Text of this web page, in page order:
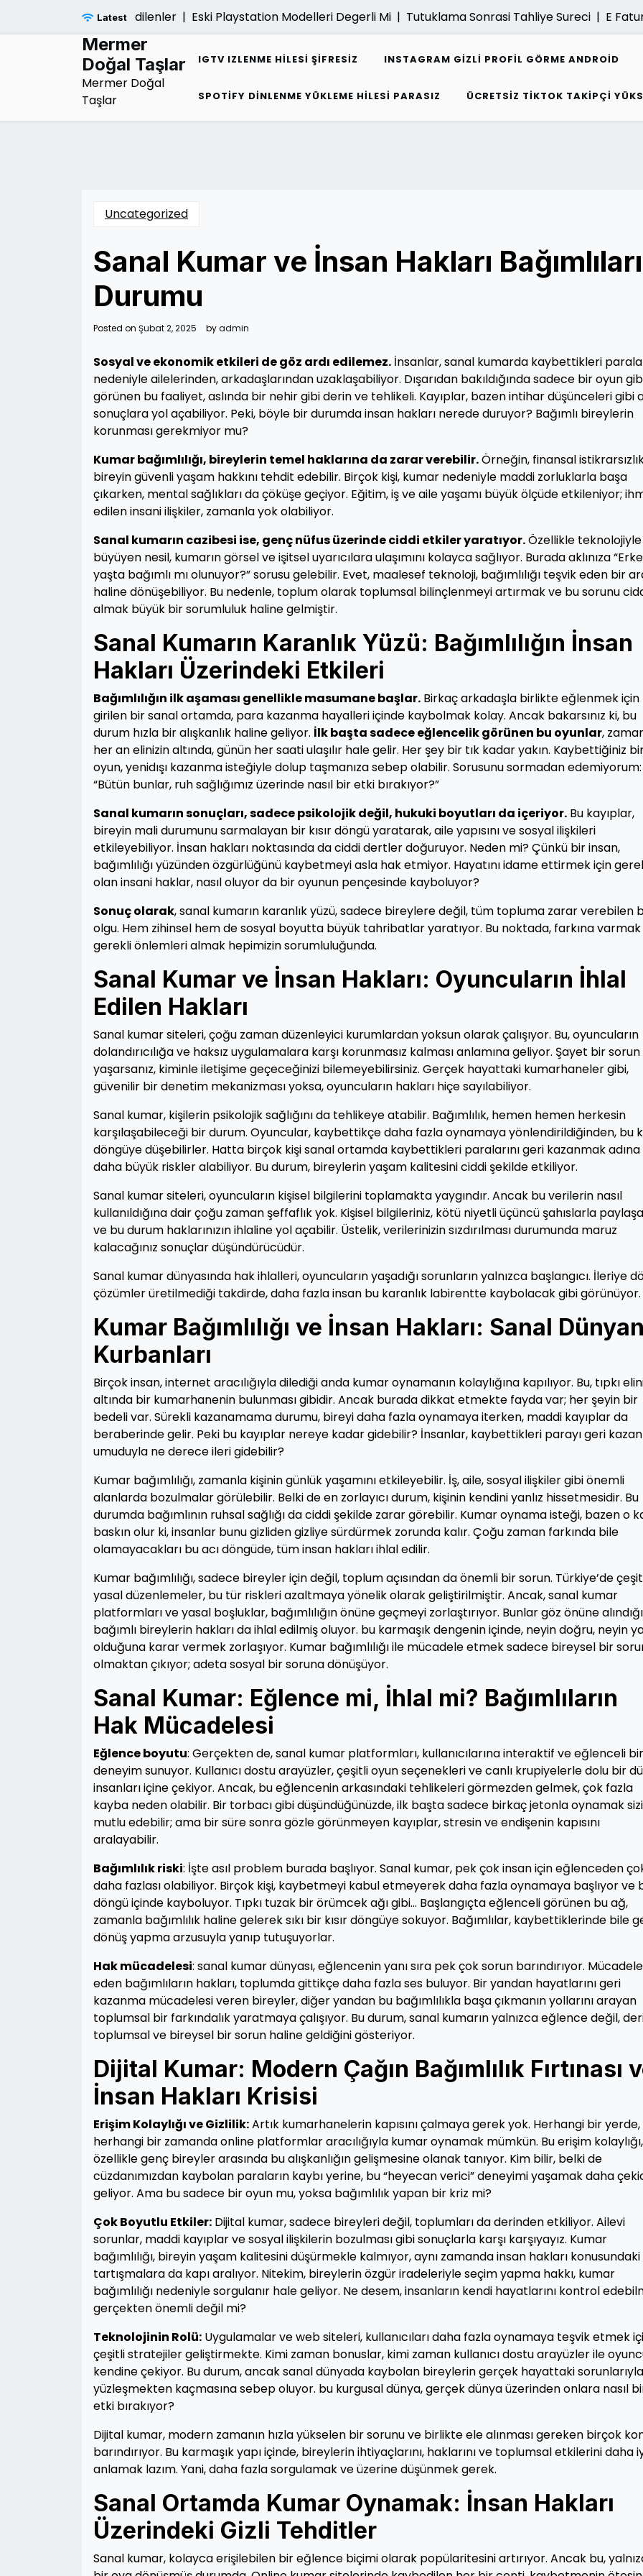
Latest
Hakkinda Merak Edilenler |Eski Playstation Modelleri Degerli Mi |Tutuklama Sonrasi Tahliye Sureci |E Fatura
Mermer
Doğal Taşlar
Mermer Doğal
Taşlar
IGTV IZLENME HILESI ŞIFRESIZ INSTAGRAM GIZLI PROFIL GÖRME ANDROID
SPOTIFY DINLENME YÜKLEME HILESI PARASIZ ÜCRETSIZ TIKTOK TAKIPÇI
Uncategorized
Sanal Kumar ve İnsan Hakları
Durumu
Posted on Şubat 2, 2025 byadmin
Sosyal ve ekonomik etkileri de göz ardı edilemez. İnsanlar, sanal kumarda kaybettikleri
nedeniyle ailelerinden, arkadaşlarından uzaklaşabiliyor. Dışarıdan bakıldığında sadece bir oyun
görünen bu faaliyet, aslında bir nehir gibi derin ve tehlikeli. Kayıplar, bazen intihar düşünceleri gibi
sonuçlara yol açabiliyor. Peki, böyle bir durumda insan hakları nerede duruyor? Bağımlı bireylerin
korunması gerekmiyor mu?
Kumar bağımlılığı, bireylerin temel haklarına da zarar verebilir.Örneğin, finansal
bireyin güvenli yaşam hakkını tehdit edebilir. Birçok kişi, kumar nedeniyle maddi zorluklarla başa
çıkarken, mental sağlıkları da çöküşe geçiyor. Eğitim, iş ve aile yaşamı büyük ölçüde etkileniyor;
edilen insani ilişkiler, zamanla yok olabiliyor.
Sanal kumarın cazibesi ise, genç nüfus üzerinde ciddi etkiler yaratıyor.Özellikle teknolojiyle
büyüyen nesil, kumarın görsel ve işitsel uyarıcılara ulaşımını kolayca sağlıyor. Burada aklınıza
yaşta bağımlı mı olunuyor?” sorusu gelebilir. Evet, maalesef teknoloji, bağımlılığı teşvik eden bir
haline dönüşebiliyor. Bu nedenle, toplum olarak toplumsal bilinçlenmeyi artırmak ve bu sorunu
almak büyük bir sorumluluk haline gelmiştir.
Sanal Kumarın Karanlık Yüzü: Bağımlılığın İnsan
Hakları Üzerindeki Etkileri
Bağımlılığın ilk aşaması genellikle masumane başlar. Birkaç arkadaşla birlikte eğlenmek için
girilen bir sanal ortamda, para kazanma hayalleri içinde kaybolmak kolay. Ancak bakarsınız ki, bu
durum hızla bir alışkanlık haline geliyor. İlk başta sadece eğlencelik görünen bu oyunlar,
her an elinizin altında, günün her saati ulaşılır hale gelir. Her şey bir tık kadar yakın. Kaybettiğiniz
oyun, yenidışı kazanma isteğiyle dolup taşmanıza sebep olabilir. Sorusunu sormadan edemiyorum:
“Bütün bunlar, ruh sağlığımız üzerinde nasıl bir etki bırakıyor?”
Sanal kumarın sonuçları, sadece psikolojik değil, hukuki boyutları da içeriyor. Bu kayıplar,
bireyin mali durumunu sarmalayan bir kısır döngü yaratarak, aile yapısını ve sosyal ilişkileri
etkileyebiliyor. İnsan hakları noktasında da ciddi dertler doğuruyor. Neden mi? Çünkü bir insan,
bağımlılığı yüzünden özgürlüğünü kaybetmeyi asla hak etmiyor. Hayatını idame ettirmek için
olan insani haklar, nasıl oluyor da bir oyunun pençesinde kayboluyor?
Sonuç olarak, sanal kumarın karanlık yüzü, sadece bireylere değil, tüm topluma zarar verebilen
olgu. Hem zihinsel hem de sosyal boyutta büyük tahribatlar yaratıyor. Bu noktada, farkına
gerekli önlemleri almak hepimizin sorumluluğunda.
Sanal Kumar ve İnsan Hakları: Oyuncuların İhlal
Edilen Hakları
Sanal kumar siteleri, çoğu zaman düzenleyici kurumlardan yoksun olarak çalışıyor. Bu, oyuncuların
dolandırıcılığa ve haksız uygulamalara karşı korunmasız kalması anlamına geliyor. Şayet bir sorun
yaşarsanız, kiminle iletişime geçeceğinizi bilemeyebilirsiniz. Gerçek hayattaki kumarhaneler gibi,
güvenilir bir denetim mekanizması yoksa, oyuncuların hakları hiçe sayılabiliyor.
Sanal kumar, kişilerin psikolojik sağlığını da tehlikeye atabilir. Bağımlılık, hemen hemen herkesin
karşılaşabileceği bir durum. Oyuncular, kaybettikçe daha fazla oynamaya yönlendirildiğinden, bu
döngüye düşebilirler. Hatta birçok kişi sanal ortamda kaybettikleri paralarını geri kazanmak adına
daha büyük riskler alabiliyor. Bu durum, bireylerin yaşam kalitesini ciddi şekilde etkiliyor.
Sanal kumar siteleri, oyuncuların kişisel bilgilerini toplamakta yaygındır. Ancak bu verilerin nasıl
kullanıldığına dair çoğu zaman şeffaflık yok. Kişisel bilgileriniz, kötü niyetli üçüncü şahıslarla
ve bu durum haklarınızın ihlaline yol açabilir. Üstelik, verilerinizin sızdırılması durumunda maruz
kalacağınız sonuçlar düşündürücüdür.
Sanal kumar dünyasında hak ihlalleri, oyuncuların yaşadığı sorunların yalnızca başlangıcı. İleriye
çözümler üretilmediği takdirde, daha fazla insan bu karanlık labirentte kaybolacak gibi görünüyor.
Kumar Bağımlılığı ve İnsan Hakları: Sanal
Kurbanları
Birçok insan, internet aracılığıyla dilediği anda kumar oynamanın kolaylığına kapılıyor. Bu, tıpkı
altında bir kumarhanenin bulunması gibidir. Ancak burada dikkat etmekte fayda var; her şeyin bir
bedeli var. Sürekli kazanamama durumu, bireyi daha fazla oynamaya iterken, maddi kayıplar da
beraberinde gelir. Peki bu kayıplar nereye kadar gidebilir? İnsanlar, kaybettikleri parayı geri
umuduyla ne derece ileri gidebilir?
Kumar bağımlılığı, zamanla kişinin günlük yaşamını etkileyebilir. İş, aile, sosyal ilişkiler gibi önemli
alanlarda bozulmalar görülebilir. Belki de en zorlayıcı durum, kişinin kendini yanlız hissetmesidir. Bu
durumda bağımlının ruhsal sağlığı da ciddi şekilde zarar görebilir. Kumar oynama isteği, bazen o
baskın olur ki, insanlar bunu gizliden gizliye sürdürmek zorunda kalır. Çoğu zaman farkında bile
olamayacakları bu acı döngüde, tüm insan hakları ihlal edilir.
Kumar bağımlılığı, sadece bireyler için değil, toplum açısından da önemli bir sorun. Türkiye’de
yasal düzenlemeler, bu tür riskleri azaltmaya yönelik olarak geliştirilmiştir. Ancak, sanal kumar
platformları ve yasal boşluklar, bağımlılığın önüne geçmeyi zorlaştırıyor. Bunlar göz önüne
bağımlı bireylerin hakları da ihlal edilmiş oluyor. bu karmaşık dengenin içinde, neyin doğru, neyin
olduğuna karar vermek zorlaşıyor. Kumar bağımlılığı ile mücadele etmek sadece bireysel bir
olmaktan çıkıyor; adeta sosyal bir soruna dönüşüyor.
Sanal Kumar: Eğlence mi, İhlal mi? Bağımlıların
Hak Mücadelesi
Eğlence boyutu: Gerçekten de, sanal kumar platformları, kullanıcılarına interaktif ve eğlenceli bir
deneyim sunuyor. Kullanıcı dostu arayüzler, çeşitli oyun seçenekleri ve canlı krupiyelerle dolu bir
insanları içine çekiyor. Ancak, bu eğlencenin arkasındaki tehlikeleri görmezden gelmek, çok fazla
kayba neden olabilir. Bir torbacı gibi düşündüğünüzde, ilk başta sadece birkaç jetonla oynamak sizi
mutlu edebilir; ama bir süre sonra gözle görünmeyen kayıplar, stresin ve endişenin kapısını
aralayabilir.
Bağımlılık riski: İşte asıl problem burada başlıyor. Sanal kumar, pek çok insan için eğlenceden
daha fazlası olabiliyor. Birçok kişi, kaybetmeyi kabul etmeyerek daha fazla oynamaya başlıyor ve
döngü içinde kayboluyor. Tıpkı tuzak bir örümcek ağı gibi… Başlangıçta eğlenceli görünen bu ağ,
zamanla bağımlılık haline gelerek sıkı bir kısır döngüye sokuyor. Bağımlılar, kaybettiklerinde bile
dönüş yapma arzusuyla yanıp tutuşuyorlar.
Hak mücadelesi: sanal kumar dünyası, eğlencenin yanı sıra pek çok sorun barındırıyor. Mücadele
eden bağımlıların hakları, toplumda gittikçe daha fazla ses buluyor. Bir yandan hayatlarını geri
kazanma mücadelesi veren bireyler, diğer yandan bu bağımlılıkla başa çıkmanın yollarını arayan
toplumsal bir farkındalık yaratmaya çalışıyor. Bu durum, sanal kumarın yalnızca eğlence değil,
toplumsal ve bireysel bir sorun haline geldiğini gösteriyor.
Dijital Kumar: Modern Çağın Bağımlılık Fırtınası
İnsan Hakları Krisisi
Erişim Kolaylığı ve Gizlilik:Artık kumarhanelerin kapısını çalmaya gerek yok. Herhangi bir yerde,
herhangi bir zamanda online platformlar aracılığıyla kumar oynamak mümkün. Bu erişim kolaylığı,
özellikle genç bireyler arasında bu alışkanlığın gelişmesine olanak tanıyor. Kim bilir, belki de
cüzdanımızdan kaybolan paraların kaybı yerine, bu “heyecan verici” deneyimi yaşamak daha
geliyor. Ama bu sadece bir oyun mu, yoksa bağımlılık yapan bir kriz mi?
Çok Boyutlu Etkiler: Dijital kumar, sadece bireyleri değil, toplumları da derinden etkiliyor. Ailevi
sorunlar, maddi kayıplar ve sosyal ilişkilerin bozulması gibi sonuçlarla karşı karşıyayız. Kumar
bağımlılığı, bireyin yaşam kalitesini düşürmekle kalmıyor, aynı zamanda insan hakları konusundaki
tartışmalara da kapı aralıyor. Nitekim, bireylerin özgür iradeleriyle seçim yapma hakkı, kumar
bağımlılığı nedeniyle sorgulanır hale geliyor. Ne desem, insanların kendi hayatlarını kontrol
gerçekten önemli değil mi?
Teknolojinin Rolü: Uygulamalar ve web siteleri, kullanıcıları daha fazla oynamaya teşvik etmek
çeşitli stratejiler geliştirmekte. Kimi zaman bonuslar, kimi zaman kullanıcı dostu arayüzler ile
kendine çekiyor. Bu durum, ancak sanal dünyada kaybolan bireylerin gerçek hayattaki sorunlarıyla
yüzleşmekten kaçmasına sebep oluyor. bu kurgusal dünya, gerçek dünya üzerinden onlara nasıl
etki bırakıyor?
Dijital kumar, modern zamanın hızla yükselen bir sorunu ve birlikte ele alınması gereken birçok
barındırıyor. Bu karmaşık yapı içinde, bireylerin ihtiyaçlarını, haklarını ve toplumsal etkilerini daha
anlamak lazım. Yani, daha fazla sorgulamak ve üzerine düşünmek gerek.
Sanal Ortamda Kumar Oynamak: İnsan Hakları
Üzerindeki Gizli Tehditler
Sanal kumar, kolayca erişilebilen bir eğlence biçimi olarak popülaritesini artırıyor. Ancak bu,